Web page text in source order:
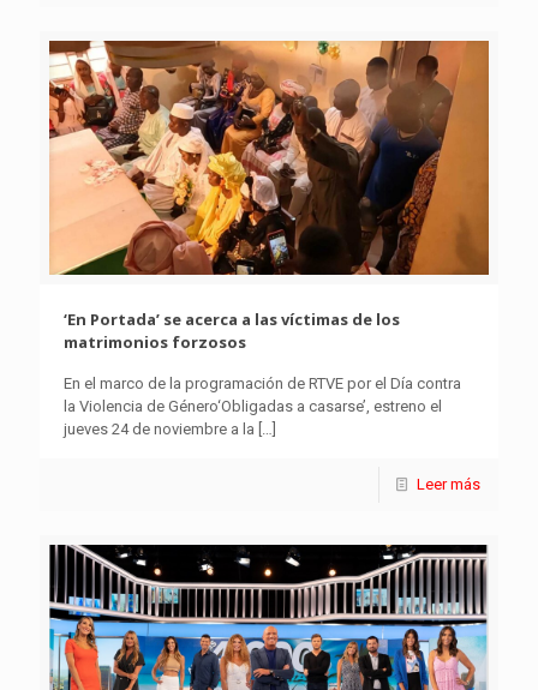
‘En Portada’ se acerca a las víctimas de los
matrimonios forzosos
En el marco de la programación de RTVE por el Día contra
la Violencia de Género‘Obligadas a casarse’, estreno el
jueves 24 de noviembre a la
Leer más